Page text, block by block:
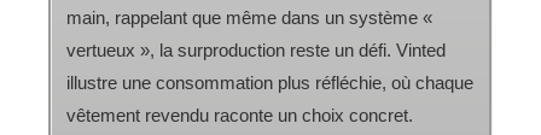
main, rappelant que même dans un système «
vertueux », la surproduction reste un défi. Vinted
illustre une consommation plus réfléchie, où chaque
vêtement revendu raconte un choix concret.